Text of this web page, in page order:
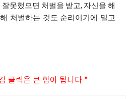
못했으면 처벌을 받고, 자신을 해
처벌하는 것도 순리이기에 밀고
클릭은 큰 힘이 됩니다 *